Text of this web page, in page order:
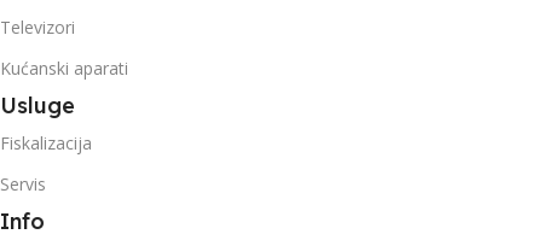
Televizori
Kućanski aparati
Usluge
Fiskalizacija
Servis
Info